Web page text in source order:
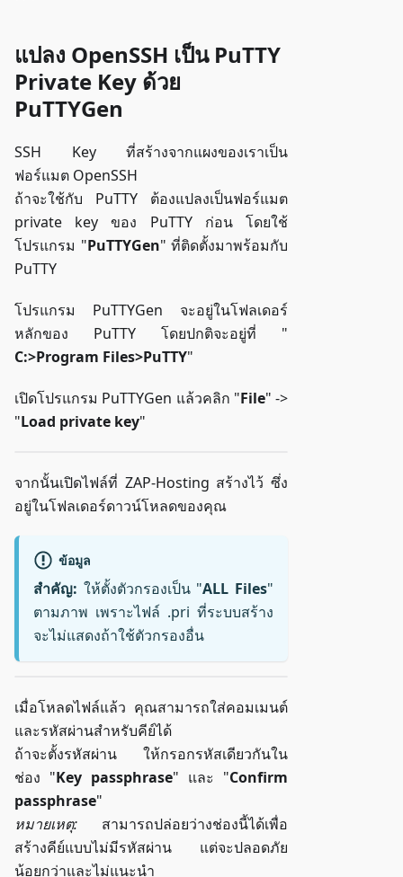
แปลง OpenSSH เป็น PuTTY
Private Key ด้วย
PuTTYGen
SSH Key ที่สร้างจากแผงของเราเป็น
ฟอร์แมต OpenSSH
ถ้าจะใช้กับ PuTTY ต้องแปลงเป็นฟอร์แมต
private key ของ PuTTY ก่อน โดยใช้
โปรแกรม "PuTTYGen" ที่ติดตั้งมาพร้อมกับ
PuTTY
โปรแกรม PuTTYGen จะอยู่ในโฟลเดอร์
หลักของ PuTTY โดยปกติจะอยู่ที่ "
C:>Program Files>PuTTY"
เปิดโปรแกรม PuTTYGen แล้วคลิก "File" ->
"Load private key"
จากนั้นเปิดไฟล์ที่ ZAP-Hosting สร้างไว้ ซึ่ง
อยู่ในโฟลเดอร์ดาวน์โหลดของคุณ
ข้อมูล
สำคัญ: ให้ตั้งตัวกรองเป็น "ALL Files"
ตามภาพ เพราะไฟล์ .pri ที่ระบบสร้าง
จะไม่แสดงถ้าใช้ตัวกรองอื่น
เมื่อโหลดไฟล์แล้ว คุณสามารถใส่คอมเมนต์
และรหัสผ่านสำหรับคีย์ได้
ถ้าจะตั้งรหัสผ่าน ให้กรอกรหัสเดียวกันใน
ช่อง "Key passphrase" และ "Confirm
passphrase"
หมายเหตุ: สามารถปล่อยว่างช่องนี้ได้เพื่อ
สร้างคีย์แบบไม่มีรหัสผ่าน แต่จะปลอดภัย
น้อยกว่าและไม่แนะนำ